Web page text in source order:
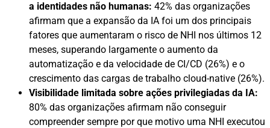
a identidades não humanas: 42% das organizações
afirmam que a expansão da IA foi um dos principais
fatores que aumentaram o risco de NHI nos últimos 12
meses, superando largamente o aumento da
automatização e da velocidade de CI/CD (26%) e o
crescimento das cargas de trabalho cloud-native (26%).
Visibilidade limitada sobre ações privilegiadas da IA:
80% das organizações afirmam não conseguir
compreender sempre por que motivo uma NHI executou